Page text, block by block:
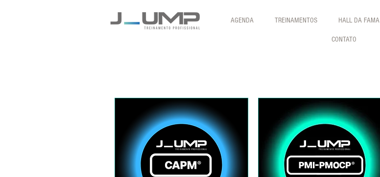
AGENDA TREINAMENTOS HALL DA FAMA
CONTATO